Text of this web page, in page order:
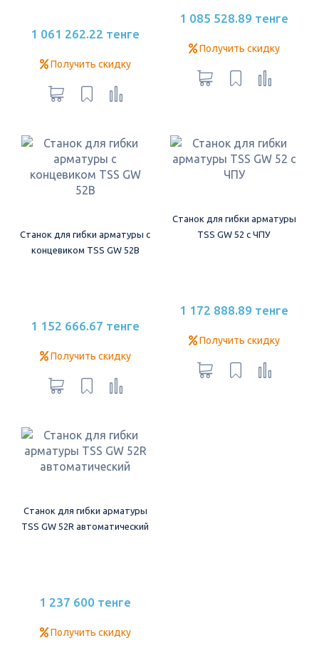
1 061 262.22 тенге
Получить скидку
1 085 528.89 тенге
Получить скидку
Станок для гибки арматуры с
концевиком TSS GW 52В
1 152 666.67 тенге
Получить скидку
Станок для гибки арматуры
TSS GW 52 с ЧПУ
1 172 888.89 тенге
Получить скидку
Станок для гибки арматуры
TSS GW 52R автоматический
1 237 600 тенге
Получить скидку